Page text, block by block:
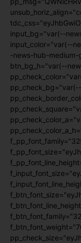
input_bg="var(--
input_color="var(--
-news-hub-
btn_bg_h="var(--